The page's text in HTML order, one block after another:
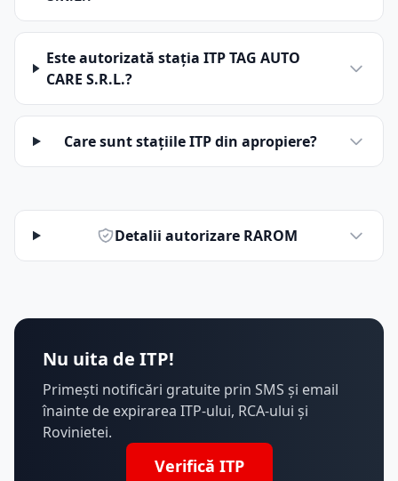
Este autorizată stația ITP TAG AUTO
CARE S.R.L.?
Care sunt stațiile ITP din apropiere?
Detalii autorizare RAROM
Nu uita de ITP!
Primești notificări gratuite prin SMS și email
înainte de expirarea ITP-ului, RCA-ului și
Rovinietei.
Verifică ITP